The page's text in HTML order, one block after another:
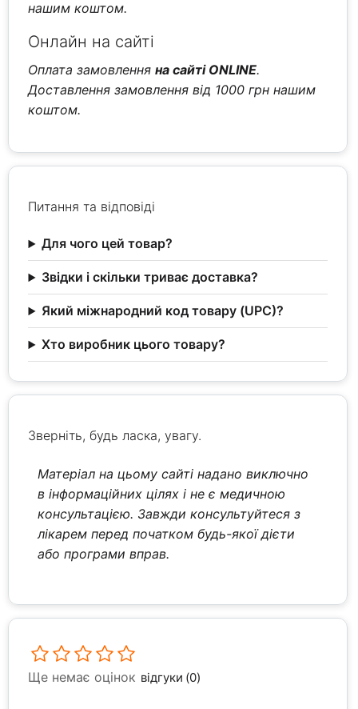
нашим коштом.
Онлайн на сайті
Оплата замовленняна сайті ONLINE.
Доставлення замовлення від 1000 грн нашим
коштом.
Питання та відповіді
Для чого цей товар?
Звідки і скільки триває доставка?
Який міжнародний код товару (UPC)?
Хто виробник цього товару?
Зверніть, будь ласка, увагу.
Матеріал на цьому сайті надано виключно
в інформаційних цілях і не є медичною
консультацією. Завжди консультуйтеся з
лікарем перед початком будь-якої дієти
або програми вправ.
Ще немає оцінок відгуки (0)